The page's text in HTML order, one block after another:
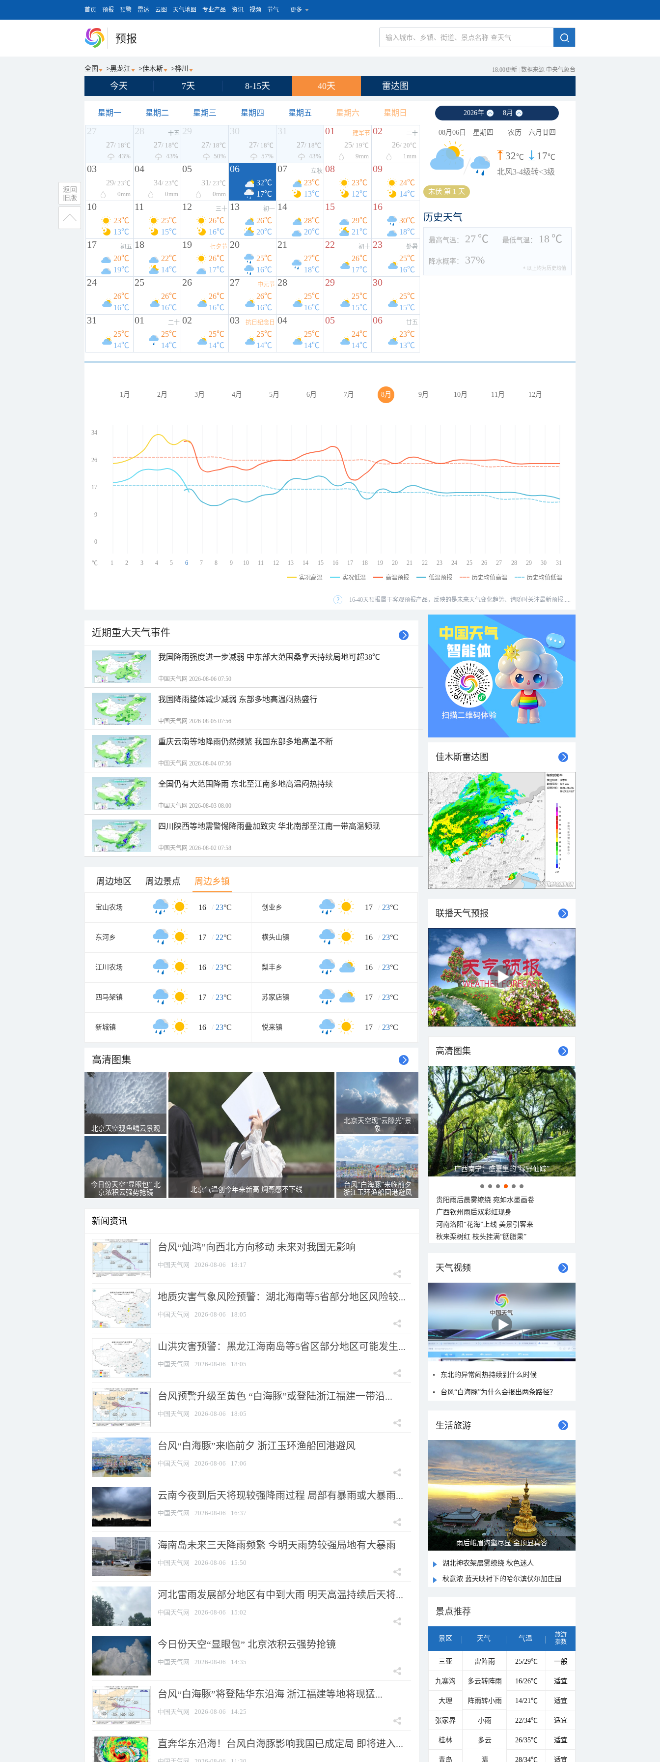
首页 预报 预警 雷达 云图 天气地图 专业产品 资讯 视频 节气 更多
预报
全国 >黑龙江 >佳木斯 >桦川 18:00更新 数据来源 中央气象台
今天 7天 8-15天 40天 雷达图
星期一 星期二 星期三 星期四 星期五 星期六 星期日
27
27/ 18℃
43%
28 十五
27/ 18℃
43%
29
27/ 18℃
50%
30
27/ 18℃
57%
31
27/ 18℃
43%
01 建军节
25/ 19℃
9mm
02 二十
26/ 20℃
1mm
03
29/ 23℃
0mm
04
34/ 23℃
0mm
05
31 / 23℃
0mm
06
32℃
17℃
07 立秋
23℃
13℃
08
23℃
12℃
09
24℃
14℃
10
23℃
13℃
11
25℃
15℃
12 三十
26℃
16℃
13 初一
26℃
20℃
14
28℃
20℃
15
29℃
21℃
16
30℃
18℃
17 初五
20℃
19℃
18
22℃
14℃
19 七夕节
26℃
17℃
20
25℃
16℃
21
27℃
18℃
22 初十
26℃
17℃
23 处暑
25℃
16℃
24
26℃
16℃
25
26℃
16℃
26
26℃
16℃
27 中元节
26℃
16℃
28
25℃
16℃
29
25℃
15℃
30
25℃
15℃
31
25℃
14℃
01 二十
25℃
14℃
02
25℃
14℃
03 抗日纪念日
25℃
14℃
04
25℃
14℃
05
24℃
14℃
06 廿五
23℃
13℃
2026年 8月
08月06日 星期四 农历 六月廿四
32℃ 17℃
北风3-4级转<3级
末伏 第 1 天
历史天气
最高气温： 27 ℃ 最低气温： 18 ℃
降水概率： 37%
* 以上均为历史均值
1月 2月 3月 4月 5月 6月 7月 8月 9月 10月 11月 12月
34
26
17
9
0
1 2 3 4 5 6 7 8 9 10 11 12 13 14 15 16 17 18 19 20 21 22 23 24 25 26 27 28 29 30 31
℃
实况高温 实况低温 高温预报 低温预报 历史均值高温 历史均值低温
16-40天预报属于客观预报产品，反映的是未来天气变化趋势、请随时关注最新预报.....
近期重大天气事件
我国降雨强度进一步减弱 中东部大范围桑拿天持续局地可超38℃
中国天气网 2026-08-06 07:50
我国降雨整体减少减弱 东部多地高温闷热盛行
中国天气网 2026-08-05 07:56
重庆云南等地降雨仍然频繁 我国东部多地高温不断
中国天气网 2026-08-04 07:56
全国仍有大范围降雨 东北至江南多地高温闷热持续
中国天气网 2026-08-03 08:00
四川陕西等地需警惕降雨叠加致灾 华北南部至江南一带高温频现
中国天气网 2026-08-02 07:58
周边地区 周边景点 周边乡镇
宝山农场 16 / 23°C 创业乡 17 / 23°C
东河乡 17 / 22°C 横头山镇 16 / 23°C
江川农场 16 / 23°C 梨丰乡 16 / 23°C
四马架镇 17 / 23°C 苏家店镇 17 / 23°C
新城镇 16 / 23°C 悦来镇 17 / 23°C
高清图集
北京天空现鱼鳞云景观
今日份天空“显眼包” 北
京浓积云强势抢镜
北京气温创今年来新高 焖蒸感不下线
北京天空现“云隙光”景
象
台风“白海豚”来临前夕
浙江玉环渔船回港避风
新闻资讯
台风“灿鸿”向西北方向移动 未来对我国无影响
中国天气网 2026-08-06 18:17
地质灾害气象风险预警：湖北海南等5省部分地区风险较...
中国天气网 2026-08-06 18:05
山洪灾害预警：黑龙江海南岛等5省区部分地区可能发生...
中国天气网 2026-08-06 18:05
台风预警升级至黄色 “白海豚”或登陆浙江福建一带沿...
中国天气网 2026-08-06 18:05
台风“白海豚”来临前夕 浙江玉环渔船回港避风
中国天气网 2026-08-06 17:06
云南今夜到后天将现较强降雨过程 局部有暴雨或大暴雨...
中国天气网 2026-08-06 16:37
海南岛未来三天降雨频繁 今明天雨势较强局地有大暴雨
中国天气网 2026-08-06 15:50
河北雷雨发展部分地区有中到大雨 明天高温持续后天将...
中国天气网 2026-08-06 15:02
今日份天空“显眼包” 北京浓积云强势抢镜
中国天气网 2026-08-06 14:35
台风“白海豚”将登陆华东沿海 浙江福建等地将现猛...
中国天气网 2026-08-06 14:25
直奔华东沿海！台风白海豚影响我国已成定局 即将进入...
佳木斯雷达图
联播天气预报
高清图集
广西南宁：盛夏里的“绿野仙踪”
贵阳雨后晨雾缭绕 宛如水墨画卷
广西钦州雨后双彩虹现身
河南洛阳“花海”上线 美景引客来
秋来栾树红 枝头挂满“胭脂果”
天气视频
东北的异常闷热持续到什么时候
台风“白海豚”为什么会报出两条路径？
生活旅游
雨后峨眉沟壑尽显 金顶显真容
湖北神农架晨雾缭绕 秋色迷人
秋意浓 蓝天映衬下的哈尔滨伏尔加庄园
景点推荐
景区 天气 气温
旅游
指数
三亚 雷阵雨 25/29℃ 一般
九寨沟 多云转阵雨 16/26℃ 适宜
大理 阵雨转小雨 14/21℃ 适宜
张家界 小雨 22/34℃ 适宜
桂林 多云 26/35℃ 适宜
青岛 晴 28/34℃ 适宜